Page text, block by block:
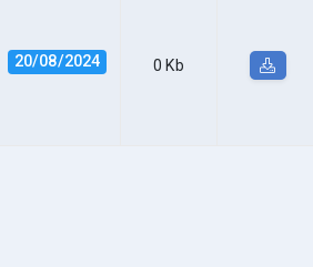
20/08/2024 0 Kb